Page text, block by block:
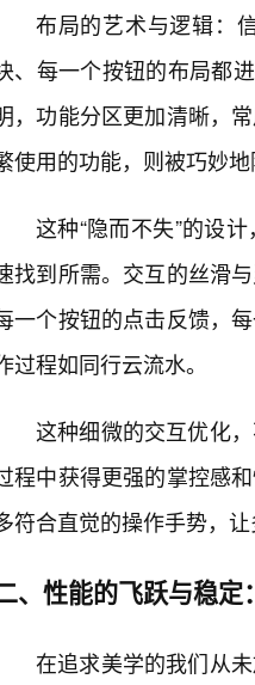
布局的艺术与逻辑：
、每一个按钮的布局都
，功能分区更加清晰，
使用的功能，则被巧妙
这种“隐而不失”的设
找到所需。交互的丝滑
一个按钮的点击反馈，
过程如同行云流水。
这种细微的交互优化
程中获得更强的掌控感
符合直觉的操作手势，
、性能的飞跃与稳
在追求美学的我们从